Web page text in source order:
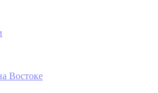
Востоке